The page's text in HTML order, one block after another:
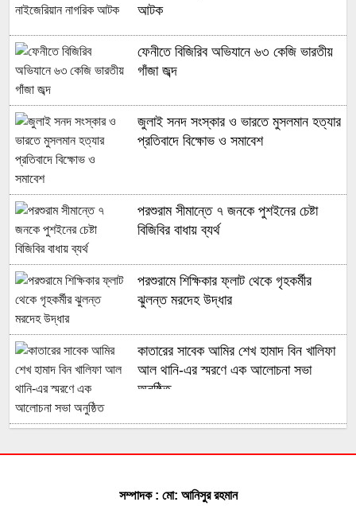
আটক
ফেনীতে বিজিরিব অভিযানে ৬৩ কেজি ভারতীয়
গাঁজা জব্দ
জুলাই সনদ সংস্কার ও ভারতে মুসলমান হত্যার
প্রতিবাদে বিক্ষোভ ও সমাবেশ
পরশুরাম সীমান্তে ৭ জনকে পুশইনের চেষ্টা
বিজিবির বাধায় ব্যর্থ
পরশুরামে শিক্ষিকার ফ্লাট থেকে গৃহকর্মীর
ঝুলন্ত মরদেহ উদ্ধার
কাতারের সাবেক আমির শেখ হামাদ বিন খালিফা
আল থানি-এর স্মরণে এক আলোচনা সভা
অনুষ্ঠিত
লোকালয়ে পানি ঢুকেছে
সম্পাদক : মো: আনিসুর রহমান